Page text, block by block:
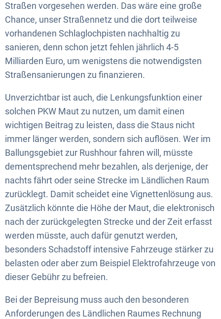
Straßen vorgesehen werden. Das wäre eine große
Chance, unser Straßennetz und die dort teilweise
vorhandenen Schlaglochpisten nachhaltig zu
sanieren, denn schon jetzt fehlen jährlich 4-5
Milliarden Euro, um wenigstens die notwendigsten
Straßensanierungen zu finanzieren.
Unverzichtbar ist auch, die Lenkungsfunktion einer
solchen PKW Maut zu nutzen, um damit einen
wichtigen Beitrag zu leisten, dass die Staus nicht
immer länger werden, sondern sich auflösen. Wer im
Ballungsgebiet zur Rushhour fahren will, müsste
dementsprechend mehr bezahlen, als derjenige, der
nachts fährt oder seine Strecke im Ländlichen Raum
zurücklegt. Damit scheidet eine Vignettenlösung aus.
Zusätzlich könnte die Höhe der Maut, die elektronisch
nach der zurückgelegten Strecke und der Zeit erfasst
werden müsste, auch dafür genutzt werden,
besonders Schadstoff intensive Fahrzeuge stärker zu
belasten oder aber zum Beispiel Elektrofahrzeuge von
dieser Gebühr zu befreien.
Bei der Bepreisung muss auch den besonderen
Anforderungen des Ländlichen Raumes Rechnung